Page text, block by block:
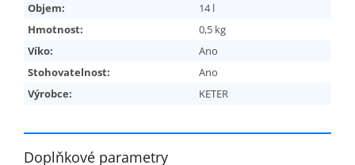
Objem:
14 l
Hmotnost:
0,5 kg
Víko:
Ano
Stohovatelnost:
Ano
Výrobce:
KETER
Doplňkové parametry